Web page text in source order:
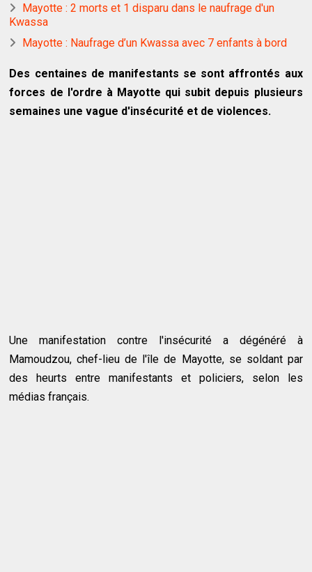
Mayotte : 2 morts et 1 disparu dans le naufrage d'un
Kwassa
Mayotte : Naufrage d’un Kwassa avec 7 enfants à bord
Des centaines de manifestants se sont affrontés aux
forces de l'ordre à Mayotte qui subit depuis plusieurs
semaines une vague d'insécurité et de violences.
Une manifestation contre l'insécurité a dégénéré à
Mamoudzou, chef-lieu de l'île de Mayotte, se soldant par
des heurts entre manifestants et policiers, selon les
médias français.